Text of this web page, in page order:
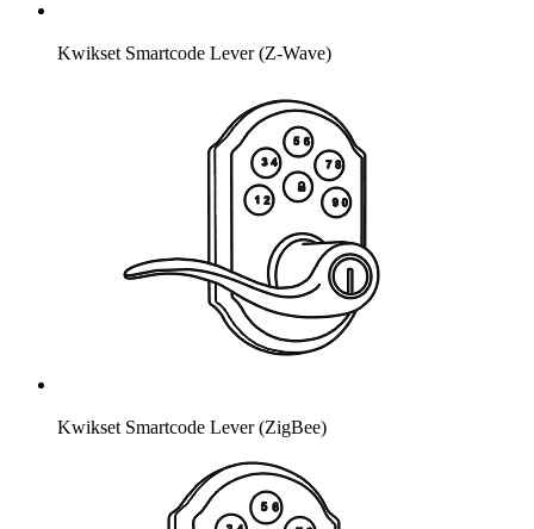
Kwikset Smartcode Lever (Z-Wave)
Kwikset Smartcode Lever (ZigBee)